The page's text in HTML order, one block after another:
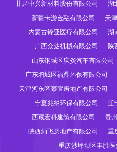
甘肃中兴新材料股份有限公司
湖
新疆卡游金融有限公司
天
内蒙古锋亚医疗有限公司
湖
广西众达机械有限公司
陕
山东钢城区庆炎汽车有限公司
广东增城区福鼎环保有限公司
天津河东区慕萱房地产有限公司
宁夏兆纳环保有限公司
辽
西藏宏科建筑有限公司
贵
陕西灿飞房地产有限公司
重
重庆沙坪坝区丰胜医